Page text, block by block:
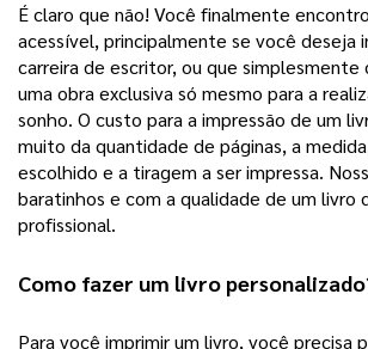
É claro que não! Você finalmente
acessível, principalmente se você deseja
carreira de escritor, ou que simplesmente
uma obra exclusiva só mesmo para a
sonho. O custo para a impressão de um
muito da quantidade de páginas, a
escolhido e a tiragem a ser impressa.
baratinhos e com a qualidade de um livro
profissional.
Como fazer um livro personalizado
Para você imprimir um livro, você precisa